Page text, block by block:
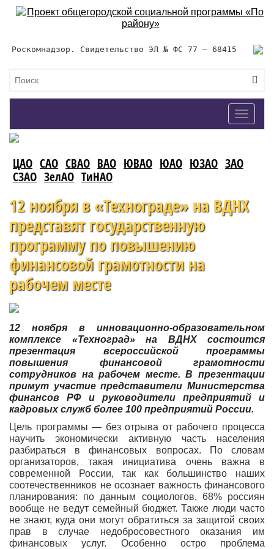
Роскомнадзор. Свидетельство ЭЛ № ФС 77 – 68415
Toggle
ЦАО САО СВАО ВАО ЮВАО ЮАО ЮЗАО ЗАО
СЗАО ЗелАО ТиНАО
12 ноября в «Технограде» на ВДНХ
представят государственную
программу по повышению
финансовой грамотности на
рабочем месте
12 ноября в инновационно-образовательном
комплексе «Техноград» на ВДНХ состоится
презентация всероссийской программы
повышения финансовой грамотности
сотрудников на рабочем месте. В презентации
примут участие представители Министерства
финансов РФ и руководители предприятий и
кадровых служб более 100 предприятий России.
Цель программы — без отрыва от рабочего процесса
научить экономически активную часть населения
разбираться в финансовых вопросах. По словам
организаторов, такая инициатива очень важна в
современной России, так как большинство наших
соотечественников не осознает важность финансового
планирования: по данным социологов, 68% россиян
вообще не ведут семейный бюджет. Также люди часто
не знают, куда они могут обратиться за защитой своих
прав в случае недобросовестного оказания им
финансовых услуг. Особенно остро проблема